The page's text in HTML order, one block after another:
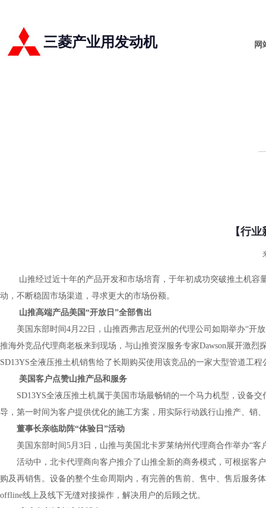
网
三菱产业用发动机
【行
山推经过近十年的产品开发和市场培育，于年初成功突破推土机容
动，不断稳固市场渠道，寻求更大的市场份额。
山推高端产品美国“开放日”全部售出
美国东部时间4月 22 日，山推西弗吉尼亚州的代理公司如期举办“开
推海外竞品代理商老板来到现场，与山推资深服务专家Dawson展开激烈
SD13YS全液压推土机销售给了长期购买使用该竞品的一家大型管道工
美国客户点赞山推产品和服务
SD13YS全液压推土机属于美国市场最畅销的一个马力机型，设备
导，第一时间为客户提供优化的施工方案，用实际行动践行山推产、销
董事长亲临助阵“体验日”活动
美国东部时间5月 3 日，山推与美国北卡罗莱纳州代理商合作举办“
活动中，北卡代理商向客户推介了山推全新的商务模式，可根据客户
购及再销售。设备的整个生命周期内，有完善的售前、售中、售后服务
offline线上及线下无缝对接操作，解决用户的后顾之忧。